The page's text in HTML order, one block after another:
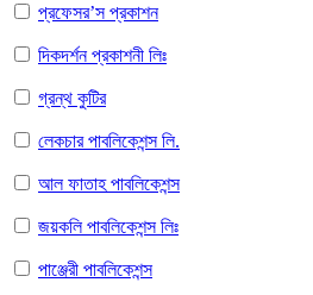
প্রফেসর’স প্রকাশন
দিকদর্শন প্রকাশনী লিঃ
গ্রন্থ কুটির
লেকচার পাবলিকেশন্স লি.
আল ফাতাহ পাবলিকেশন্স
জয়কলি পাবলিকেশন্স লিঃ
পাঞ্জেরী পাবলিকেশন্স